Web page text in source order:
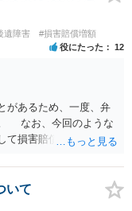
事務所も多いように思
てみるとよいかもしれ
ので、法律事務所に問
遺障害 #損害賠償増額
役にたった 12
があるため、一度、弁
なお、今回のような
て損害賠償請求する際
確認してみて下さい。
いていたということが
いて